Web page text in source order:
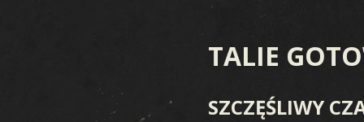
TALIE
SZCZĘŚLIWY